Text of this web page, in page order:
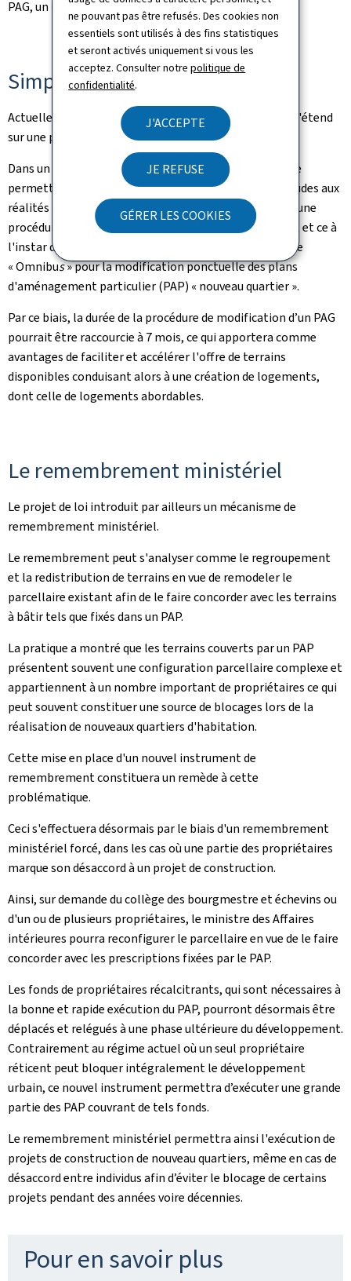
ne pouvant pas être refusés. Des cookies non
essentiels sont utilisés à des fins statistiques
et seront activés uniquement si vous les
acceptez. Consulter notrepolitique de
confidentialité.
J'ACCEPTE
JE REFUSE
GÉRER LES COOKIES
PAG, un règlement communal accessible à tous.
Simplification administrative
Actuellement, la procédure de modification d'un PAG s'étend
sur une période d'environ 12 mois.
Dans un but de simplification administrative, et afin de
permettre aux communes d'ajuster les prédites servitudes aux
réalités du terrain, le projet de loi prévoit d’introduire une
procédure allégée de modification ponctuelle des PAG, et ce à
l'instar de la procédure allégée introduite par la loi dite
« Omnibus» pour la modification ponctuelle des plans
d'aménagement particulier (PAP) « nouveau quartier ».
Par ce biais, la durée de la procédure de modification d’un PAG
pourrait être raccourcie à 7 mois, ce qui apportera comme
avantages de faciliter et accélérer l'offre de terrains
disponibles conduisant alors à une création de logements,
dont celle de logements abordables.
Le remembrement ministériel
Le projet de loi introduit par ailleurs un mécanisme de
remembrement ministériel.
Le remembrement peut s'analyser comme le regroupement
et la redistribution de terrains en vue de remodeler le
parcellaire existant afin de le faire concorder avec les terrains
à bâtir tels que fixés dans un PAP.
La pratique a montré que les terrains couverts par un PAP
présentent souvent une configuration parcellaire complexe et
appartiennent à un nombre important de propriétaires ce qui
peut souvent constituer une source de blocages lors de la
réalisation de nouveaux quartiers d'habitation.
Cette mise en place d'un nouvel instrument de
remembrement constituera un remède à cette
problématique.
Ceci s'effectuera désormais par le biais d'un remembrement
ministériel forcé, dans les cas où une partie des propriétaires
marque son désaccord à un projet de construction.
Ainsi, sur demande du collège des bourgmestre et échevins ou
d'un ou de plusieurs propriétaires, le ministre des Affaires
intérieures pourra reconfigurer le parcellaire en vue de le faire
concorder avec les prescriptions fixées par le PAP.
Les fonds de propriétaires récalcitrants, qui sont nécessaires à
la bonne et rapide exécution du PAP, pourront désormais être
déplacés et relégués à une phase ultérieure du développement.
Contrairement au régime actuel où un seul propriétaire
réticent peut bloquer intégralement le développement
urbain, ce nouvel instrument permettra d’exécuter une grande
partie des PAP couvrant de tels fonds.
Le remembrement ministériel permettra ainsi l'exécution de
projets de construction de nouveau quartiers, même en cas de
désaccord entre individus afin d’éviter le blocage de certains
projets pendant des années voire décennies.
Pour en savoir plus